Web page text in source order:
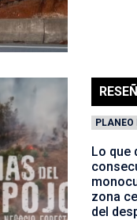
PLANEO
Lo que
zona
del